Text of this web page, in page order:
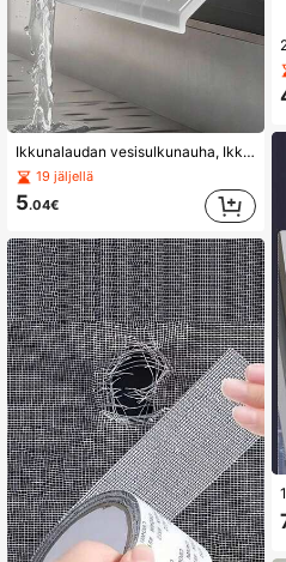
Ikkunalaudan vesisulkunauha, Ikkunoiden ja ovien tiivistenauha, Sadetiivis tiivistenauha, Ikkunarakojen vesisulku
19 jäljellä
5.04€